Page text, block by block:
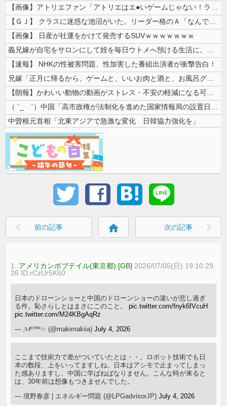
【画像】アトリエファン「アトリエはエ●いゲームじゃない！ライザを性的な...
【ＧＪ】 クラスに迷惑な池沼がいた。リーダー格のＡ「なんで支援学級に入...
【画像】 日産が社運をかけて発売するSUVｗｗｗｗｗｗｗ
義兄嫁が自宅をサロンにして姪を毎日ウトメへ預ける生活に。数年後、そのツ...
【速報】 NHKの性被害問題、性加害した番組出演者が衝撃告白！
兄嫁「正月に帰るから、ゲームと、いいお肉と酒と、お風呂グッズの準備しと...
【朗報】かわいい動物の動画がストレス・不安の軽減になる可能性。英大学の...
（ ´_ゝ`）中国「高市政権が法制化を進めた国家情報局の設置日が7月3...
中曽根元首相「北東アジアで急激な変化 日韓協力強化を」
前の記事 home 次の記事
1: アメリカンボブテイル(東京都) [GB] 2026/07/05(日) 19:10:29.
26 ID:rCzUr5K60
日本のドローンショーと中国のドローンショーの違いが悲し過ぎ
る件。恥さらしとはまさにこのこと。pic.twitter.com/fnyk6fVcuH
pic.twitter.com/M24KBgAqRz
— 𝓜ᒼᑋªⁿ✨ (@makimakiia)July 4, 2026
ここまで技術力で差がついていたとは・・。ロボット技術でも日
本の数段、上をいってますしね。日本はアシモで止まってしまっ
た感ありますし、中国に学ばねばなりません。こんな時が来ると
は、30年前は想像もつきませんでした。
— 境野春彦 | エネルギー問題 (@LPGadvisorJP)July 4, 2026